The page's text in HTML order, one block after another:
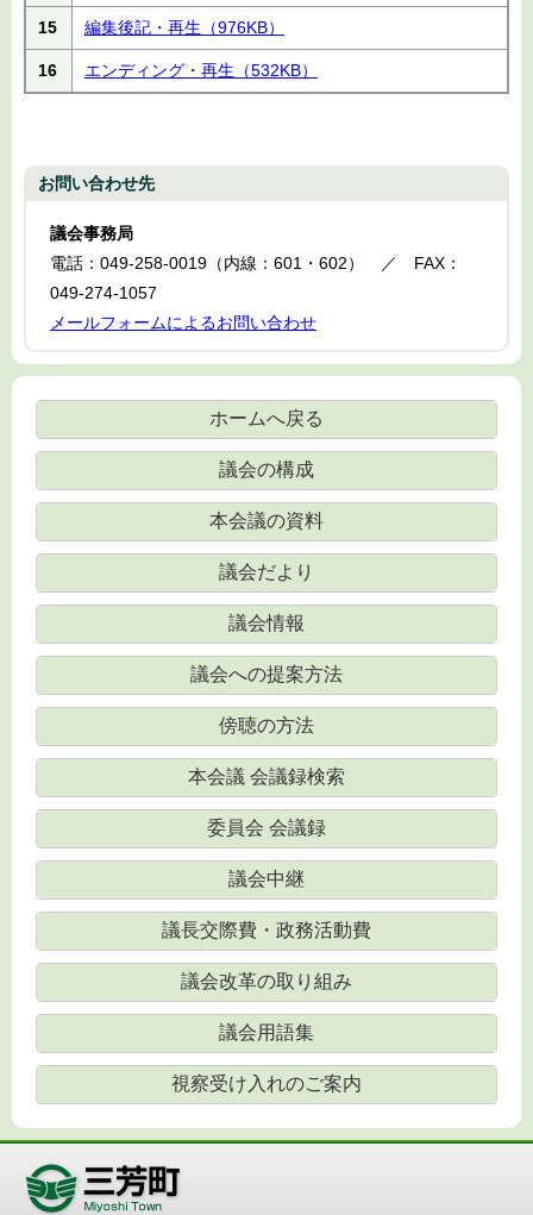
15 編集後記・再生 （976KB）
16 エンディング・再生 （532KB）
お問い合わせ先
議会事務局
電話：049-258-0019（内線：601・602） ／ FAX：
049-274-1057
メールフォームによるお問い合わせ
ホームへ戻る
議会の構成
本会議の資料
議会だより
議会情報
議会への提案方法
傍聴の方法
本会議 会議録検索
委員会 会議録
議会中継
議長交際費・政務活動費
議会改革の取り組み
議会用語集
視察受け入れのご案内